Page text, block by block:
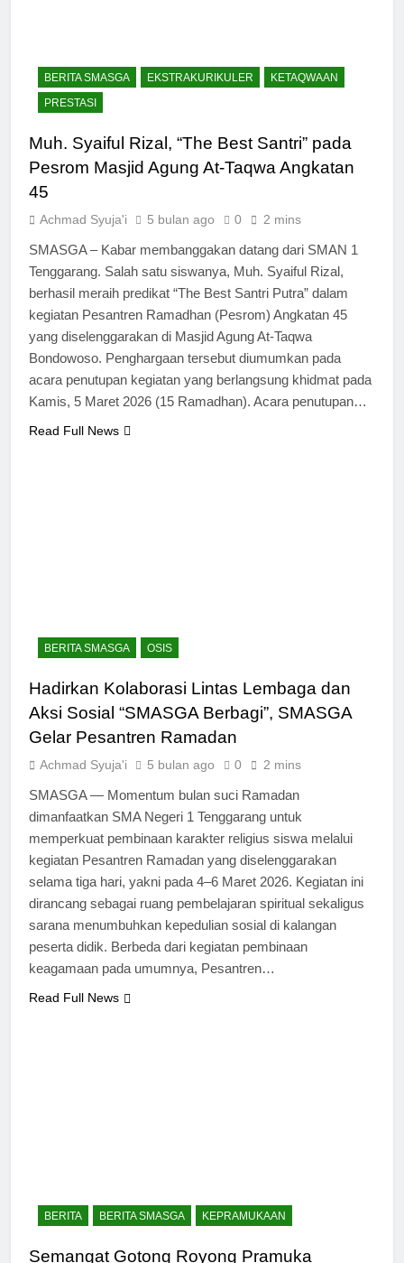
BERITA SMASGA EKSTRAKURIKULER
KETAQWAAN
PRESTASI
Muh. Syaiful Rizal, “The Best Santri” pada
Pesrom Masjid Agung At-Taqwa Angkatan
45
Achmad Syuja'i 5 bulan ago 0 2 mins
SMASGA – Kabar membanggakan datang dari SMAN 1
Tenggarang. Salah satu siswanya, Muh. Syaiful Rizal,
berhasil meraih predikat “The Best Santri Putra” dalam
kegiatan Pesantren Ramadhan (Pesrom) Angkatan 45
yang diselenggarakan di Masjid Agung At-Taqwa
Bondowoso. Penghargaan tersebut diumumkan pada
acara penutupan kegiatan yang berlangsung khidmat pada
Kamis, 5 Maret 2026 (15 Ramadhan). Acara penutupan…
Read Full News
BERITA SMASGA OSIS
Hadirkan Kolaborasi Lintas Lembaga dan
Aksi Sosial “SMASGA Berbagi”, SMASGA
Gelar Pesantren Ramadan
Achmad Syuja'i 5 bulan ago 0 2 mins
SMASGA — Momentum bulan suci Ramadan
dimanfaatkan SMA Negeri 1 Tenggarang untuk
memperkuat pembinaan karakter religius siswa melalui
kegiatan Pesantren Ramadan yang diselenggarakan
selama tiga hari, yakni pada 4–6 Maret 2026. Kegiatan ini
dirancang sebagai ruang pembelajaran spiritual sekaligus
sarana menumbuhkan kepedulian sosial di kalangan
peserta didik. Berbeda dari kegiatan pembinaan
keagamaan pada umumnya, Pesantren…
Read Full News
BERITA BERITA SMASGA KEPRAMUKAAN
Semangat Gotong Royong Pramuka